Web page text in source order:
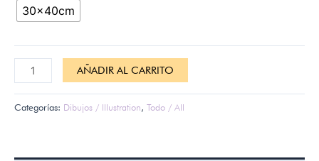
30x40cm
AÑADIR AL CARRITO
Categorías: Dibujos / Illustration, Todo / All